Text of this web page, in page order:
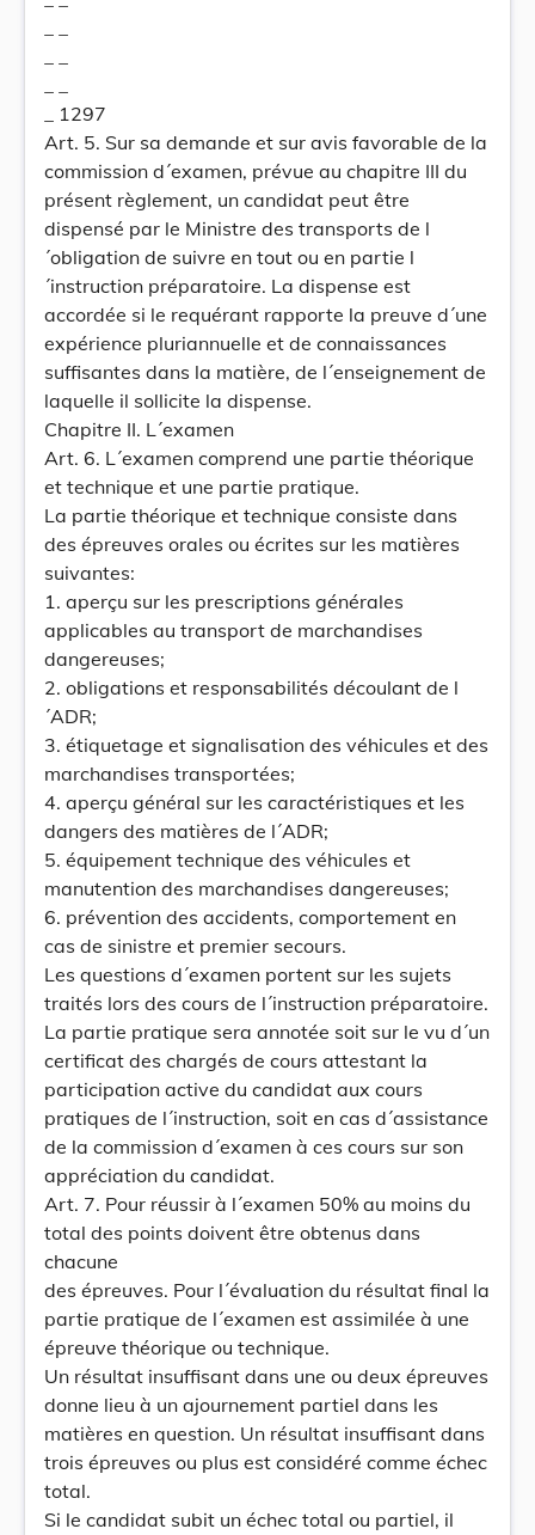
_ 1297
Art. 5. Sur sa demande et sur avis favorable de la
commission d´examen, prévue au chapitre III du
présent règlement, un candidat peut être
dispensé par le Ministre des transports de l
´obligation de suivre en tout ou en partie l
´instruction préparatoire. La dispense est
accordée si le requérant rapporte la preuve d´une
expérience pluriannuelle et de connaissances
suffisantes dans la matière, de l´enseignement de
laquelle il sollicite la dispense.
Chapitre II. L´examen
Art. 6. L´examen comprend une partie théorique
et technique et une partie pratique.
La partie théorique et technique consiste dans
des épreuves orales ou écrites sur les matières
suivantes:
1. aperçu sur les prescriptions générales
applicables au transport de marchandises
dangereuses;
2. obligations et responsabilités découlant de l
´ADR;
3. étiquetage et signalisation des véhicules et des
marchandises transportées;
4. aperçu général sur les caractéristiques et les
dangers des matières de l´ADR;
5. équipement technique des véhicules et
manutention des marchandises dangereuses;
6. prévention des accidents, comportement en
cas de sinistre et premier secours.
Les questions d´examen portent sur les sujets
traités lors des cours de l´instruction préparatoire.
La partie pratique sera annotée soit sur le vu d´un
certificat des chargés de cours attestant la
participation active du candidat aux cours
pratiques de l´instruction, soit en cas d´assistance
de la commission d´examen à ces cours sur son
appréciation du candidat.
Art. 7. Pour réussir à l´examen 50% au moins du
total des points doivent être obtenus dans
chacune
des épreuves. Pour l´évaluation du résultat final la
partie pratique de l´examen est assimilée à une
épreuve théorique ou technique.
Un résultat insuffisant dans une ou deux épreuves
donne lieu à un ajournement partiel dans les
matières en question. Un résultat insuffisant dans
trois épreuves ou plus est considéré comme échec
total.
Si le candidat subit un échec total ou partiel, il